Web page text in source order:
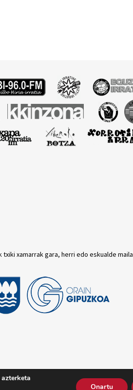
xamarrak gara, herri edo eskualde
politika Cookie politika
Onartu